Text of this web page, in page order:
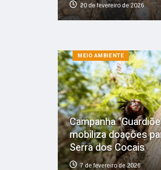
20 de fevereiro de 2026
MEIO AMBIENTE
Campanha
mobiliza doações
Serra dos Cocais
7 de fevereiro de 2026